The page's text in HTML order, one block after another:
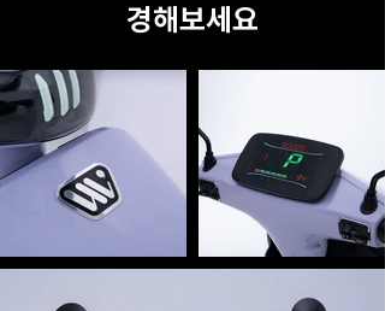
경해보세요